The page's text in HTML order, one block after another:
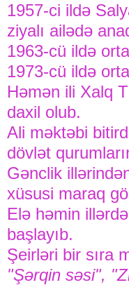
1957-ci ildə
ziyalı ailədə
1963-cü ildə
1973-cü ildə
Həmən ili Xalq
daxil olub.
Ali məktəbi
dövlət
Gənclik
xüsusi maraq
Elə həmin
başlayıb.
Şeirləri bir sıra
"Şərqin səsi",